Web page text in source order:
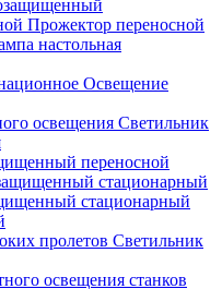
Прожектор переносной
настольная
Освещение
Светильник
переносной
стационарный
Светильник